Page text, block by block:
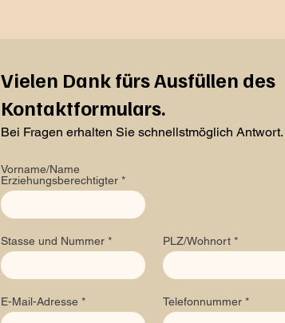
Vielen Dank fürs Ausfüllen des
Kontaktformulars.
Bei Fragen erhalten Sie schnellstmöglich Antwort.
Vorname/Name
Erziehungsberechtigter
Stasse und Nummer PLZ/Wohnort
E-Mail-Adresse Telefonnummer